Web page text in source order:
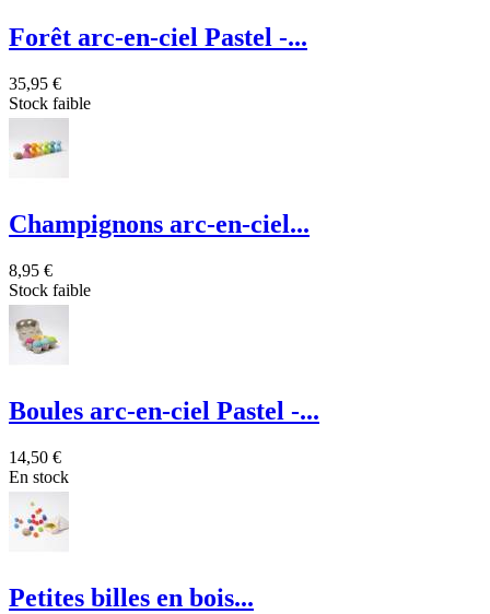
Forêt arc-en-ciel Pastel -...
35,95 €
Stock faible
Champignons arc-en-ciel...
8,95 €
Stock faible
Boules arc-en-ciel Pastel -...
14,50 €
En stock
Petites billes en bois...